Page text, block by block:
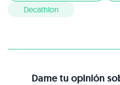
Decathlon
Dame tu opinión